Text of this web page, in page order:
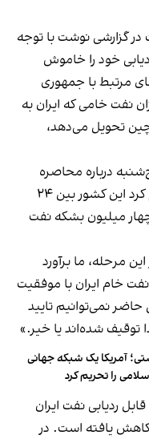
۱۰ اردیبهشت در گزارشی نوشت با توجه
خود را خاموش
مرتبط با جمهوری
نفت خامی که ایران به
تحویل می‌دهد،
درباره محاصره
صادرات نفت ایران از سوی آمریکا اعلام کرد این کشور بین ۲۴
میلیون بشکه نفت
مرحله، ما برآورد
خام ایران با موفقیت
نمی‌توانیم تایید
توقیف شده‌اند یا خیر.»
و کشتی؛ آمریکا یک شبکه جهانی
را تحریم کرد
ردیابی نفت ایران
کاهش یافته است. در